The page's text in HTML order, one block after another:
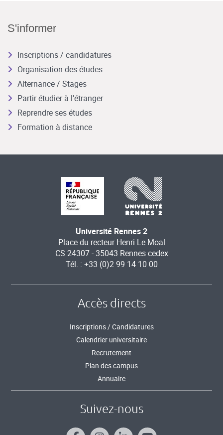
S'informer
Inscriptions / candidatures
Organisation des études
Alternance / Stages
Partir étudier à l’étranger
Reprendre ses études
Formation à distance
Université Rennes 2
Place du recteur Henri Le Moal
CS 24307 - 35043 Rennes cedex
Tél. : +33 (0)2 99 14 10 00
Accès directs
Inscriptions / Candidatures
Calendrier universitaire
Recrutement
Plan des campus
Annuaire
Suivez-nous